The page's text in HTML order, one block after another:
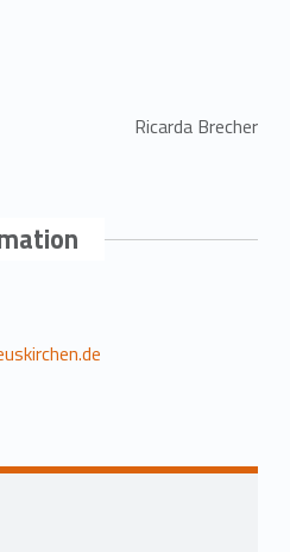
Ricarda Brecher